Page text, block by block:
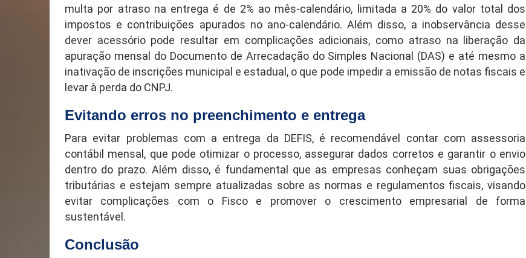
multa por atraso na entrega é de 2% ao mês-calendário, limitada a 20% do valor total dos
impostos e contribuições apurados no ano-calendário. Além disso, a inobservância desse
dever acessório pode resultar em complicações adicionais, como atraso na liberação da
apuração mensal do Documento de Arrecadação do Simples Nacional (DAS) e até mesmo a
inativação de inscrições municipal e estadual, o que pode impedir a emissão de notas fiscais e
levar à perda do CNPJ.
Evitando erros no preenchimento e entrega
Para evitar problemas com a entrega da DEFIS, é recomendável contar com assessoria
contábil mensal, que pode otimizar o processo, assegurar dados corretos e garantir o envio
dentro do prazo. Além disso, é fundamental que as empresas conheçam suas obrigações
tributárias e estejam sempre atualizadas sobre as normas e regulamentos fiscais, visando
evitar complicações com o Fisco e promover o crescimento empresarial de forma
sustentável.
Conclusão